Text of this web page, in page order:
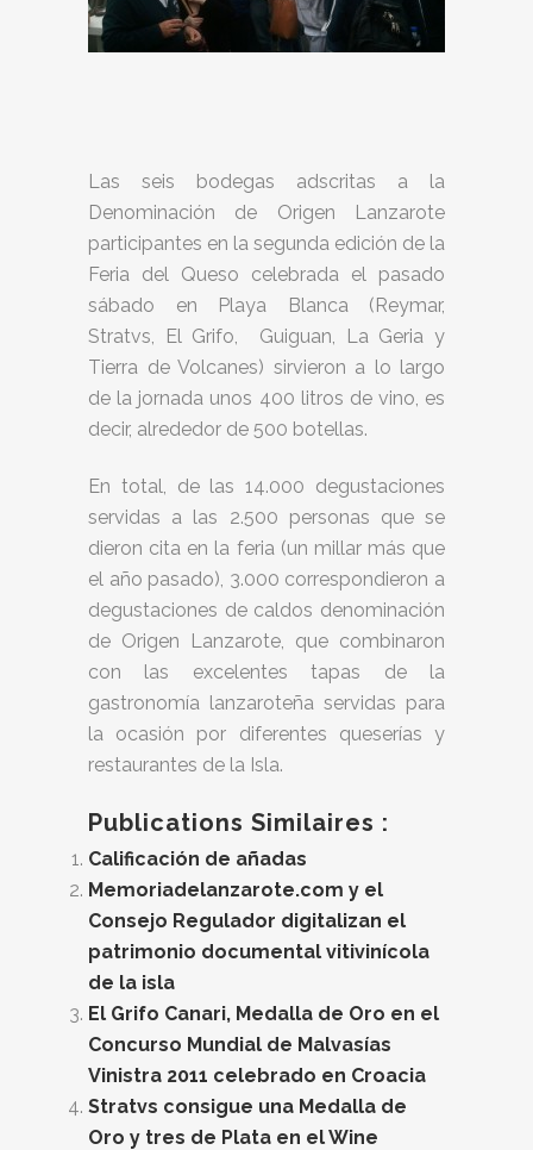
Las seis bodegas adscritas a la
Denominación de Origen Lanzarote
participantes en la segunda edición de la
Feria del Queso celebrada el pasado
sábado en Playa Blanca (Reymar,
Stratvs, El Grifo, Guiguan, La Geria y
Tierra de Volcanes) sirvieron a lo largo
de la jornada unos 400 litros de vino, es
decir, alrededor de 500 botellas.
En total, de las 14.000 degustaciones
servidas a las 2.500 personas que se
dieron cita en la feria (un millar más que
el año pasado), 3.000 correspondieron a
degustaciones de caldos denominación
de Origen Lanzarote, que combinaron
con las excelentes tapas de la
gastronomía lanzaroteña servidas para
la ocasión por diferentes queserías y
restaurantes de la Isla.
Publications Similaires :
Calificación de añadas
Memoriadelanzarote.com y el
Consejo Regulador digitalizan el
patrimonio documental vitivinícola
de la isla
El Grifo Canari, Medalla de Oro en el
Concurso Mundial de Malvasías
Vinistra 2011 celebrado en Croacia
Stratvs consigue una Medalla de
Oro y tres de Plata en el Wine